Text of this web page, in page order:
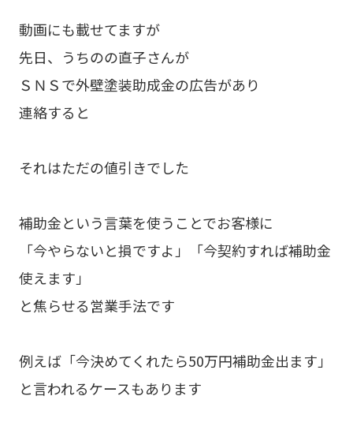
動画にも載せてますが
先日、うちのの直子さんが
ＳＮＳで外壁塗装助成金の広告があり
連絡すると
それはただの値引きでした
補助金という言葉を使うことでお客様に
「今やらないと損ですよ」「今契約すれば補助金
使えます」
と焦らせる営業手法です
例えば「今決めてくれたら50万円補助金出ます」
と言われるケースもあります